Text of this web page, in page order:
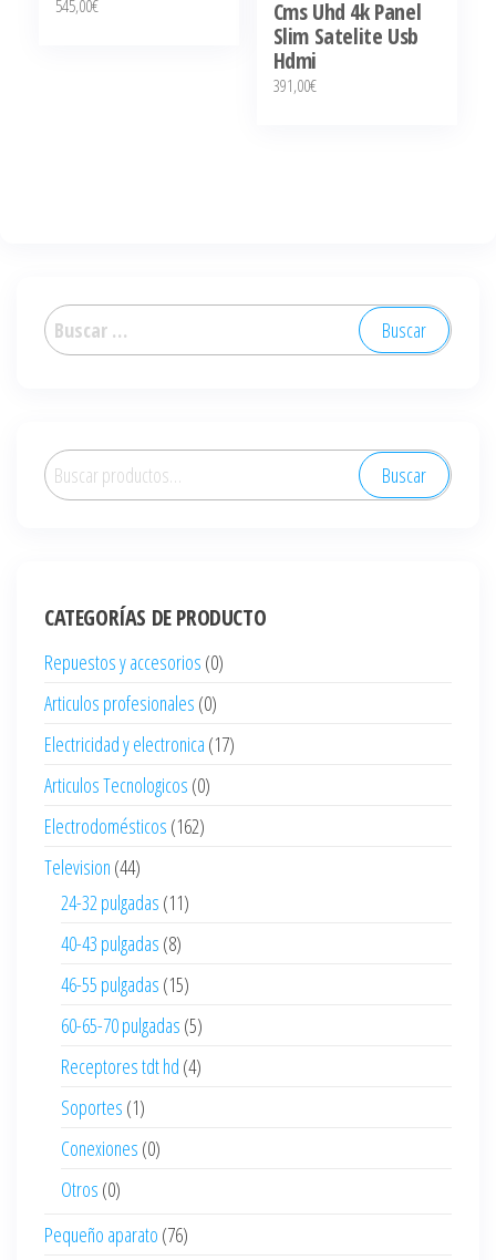
545,00€
Cms Uhd 4k Panel
Slim Satelite Usb
Hdmi
391,00€
Buscar:
Buscar
por:
Buscar
CATEGORÍAS DE PRODUCTO
Repuestos y accesorios (0)
Articulos profesionales (0)
Electricidad y electronica (17)
Articulos Tecnologicos (0)
Electrodomésticos (162)
Television (44)
24-32 pulgadas (11)
40-43 pulgadas (8)
46-55 pulgadas (15)
60-65-70 pulgadas (5)
Receptores tdt hd (4)
Soportes (1)
Conexiones (0)
Otros (0)
Pequeño aparato (76)